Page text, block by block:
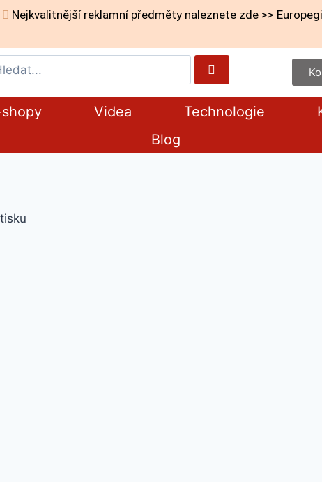
Nejkvalitnější reklamní předměty naleznete zde >>
Videa Technologie
Blog